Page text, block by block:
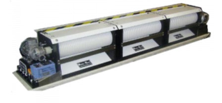
Optionen
können
auf
der
Produktseite